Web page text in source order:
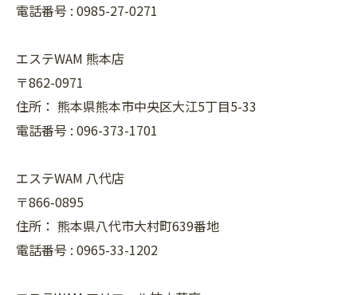
電話番号 : 0985-27-0271
エステWAM 熊本店
〒862-0971
住所： 熊本県熊本市中央区大江5丁目5-33
電話番号 : 096-373-1701
エステWAM 八代店
〒866-0895
住所： 熊本県八代市大村町639番地
電話番号 : 0965-33-1202